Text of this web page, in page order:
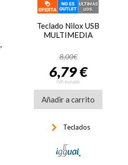
Teclado Nilox USB
MULTIMEDIA
8,00€
6,79 €
IVA incluido
Añadir a carrito
keyboard_arrow_right Teclados